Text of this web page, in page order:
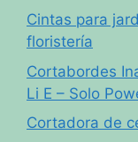
Cintas para
floristería
Cortabordes
Li E – Solo
Cortadora de